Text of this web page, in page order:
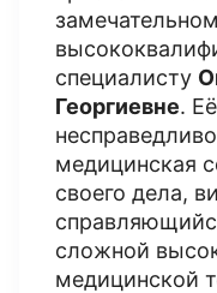
специалисту
Георгиевне.
медицинская
своего дела,
сложной
медицинской